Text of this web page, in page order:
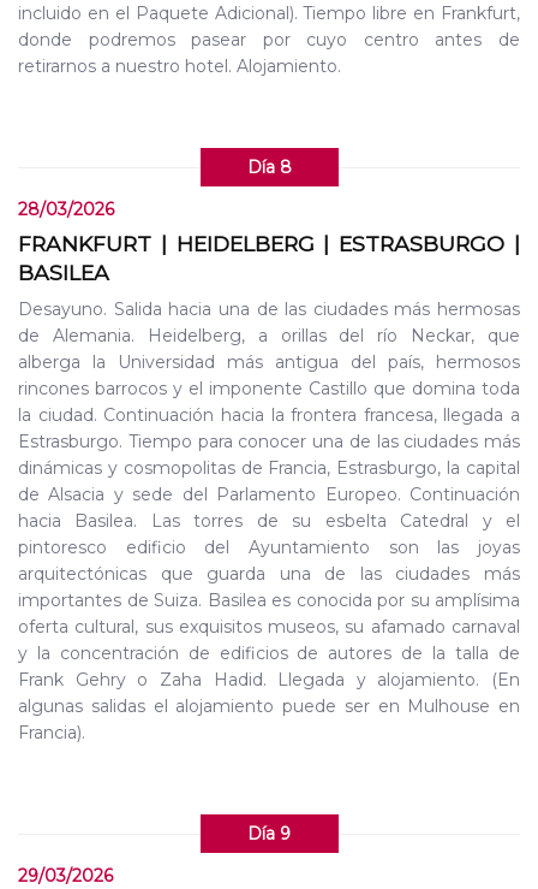
incluido en el Paquete Adicional). Tiempo libre en Frankfurt,
donde podremos pasear por cuyo centro antes de
retirarnos a nuestro hotel. Alojamiento.
Día 8
28/03/2026
FRANKFURT | HEIDELBERG | ESTRASBURGO |
BASILEA
Desayuno. Salida hacia una de las ciudades más hermosas
de Alemania. Heidelberg, a orillas del río Neckar, que
alberga la Universidad más antigua del país, hermosos
rincones barrocos y el imponente Castillo que domina toda
la ciudad. Continuación hacia la frontera francesa, llegada a
Estrasburgo. Tiempo para conocer una de las ciudades más
dinámicas y cosmopolitas de Francia, Estrasburgo, la capital
de Alsacia y sede del Parlamento Europeo. Continuación
hacia Basilea. Las torres de su esbelta Catedral y el
pintoresco edificio del Ayuntamiento son las joyas
arquitectónicas que guarda una de las ciudades más
importantes de Suiza. Basilea es conocida por su amplísima
oferta cultural, sus exquisitos museos, su afamado carnaval
y la concentración de edificios de autores de la talla de
Frank Gehry o Zaha Hadid. Llegada y alojamiento. (En
algunas salidas el alojamiento puede ser en Mulhouse en
Francia).
Día 9
29/03/2026